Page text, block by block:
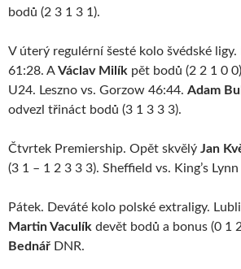
bodů (2 3 1 3 1).
V úterý regulérní šesté kolo švédské
61:28. AVáclav Milík pět bodů (2 2 1 0
U24. Leszno vs. Gorzow 46:44. Adam
odvezl třináct bodů (3 1 3 3 3).
Čtvrtek Premiership. Opět skvělý Jan
(3 1 – 1 2 3 3 3). Sheffield vs. King’s
Pátek. Deváté kolo polské extraligy.
Martin Vaculík devět bodů a bonus (0 1
Bednář DNR.